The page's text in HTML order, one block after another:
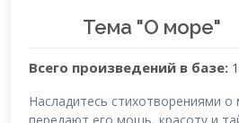
Тема "О море"
Всего произведений в базе:
Насладитесь стихотворениями
передают его мощь, красоту и